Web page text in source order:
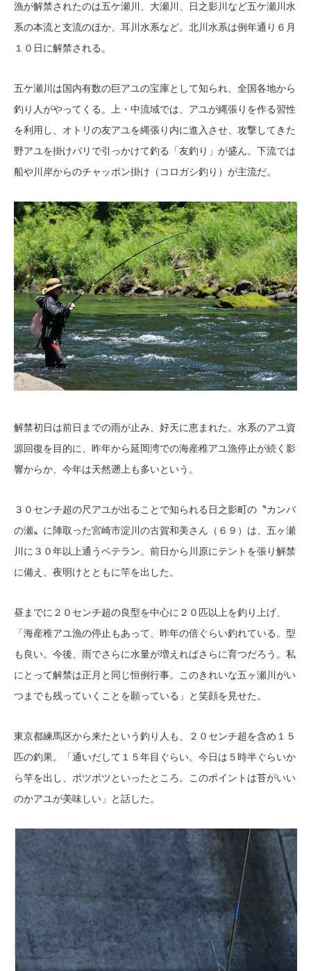
漁が解禁されたのは五ケ瀬川、大瀬川、日之影川など五ケ瀬川水
系の本流と支流のほか、耳川水系など。北川水系は例年通り６月
１０日に解禁される。
五ケ瀬川は国内有数の巨アユの宝庫として知られ、全国各地から
釣り人がやってくる。上・中流域では、アユが縄張りを作る習性
を利用し、オトリの友アユを縄張り内に進入させ、攻撃してきた
野アユを掛けバリで引っかけて釣る「友釣り」が盛ん。下流では
船や川岸からのチャッポン掛け（コロガシ釣り）が主流だ。
解禁初日は前日までの雨が止み、好天に恵まれた。水系のアユ資
源回復を目的に、昨年から延岡湾での海産稚アユ漁停止が続く影
響からか、今年は天然遡上も多いという。
３０センチ超の尺アユが出ることで知られる日之影町の〝カンバ
の瀬〟に陣取った宮崎市淀川の古賀和美さん（６９）は、五ヶ瀬
川に３０年以上通うベテラン。前日から川原にテントを張り解禁
に備え、夜明けとともに竿を出した。
昼までに２０センチ超の良型を中心に２０匹以上を釣り上げ、
「海産稚アユ漁の停止もあって、昨年の倍ぐらい釣れている。型
も良い。今後、雨でさらに水量が増えればさらに育つだろう。私
にとって解禁は正月と同じ恒例行事。このきれいな五ヶ瀬川がい
つまでも残っていくことを願っている」と笑顔を見せた。
東京都練馬区から来たという釣り人も、２０センチ超を含め１５
匹の釣果。「通いだして１５年目ぐらい。今日は５時半ぐらいか
ら竿を出し、ポツポツといったところ。このポイントは苔がいい
のかアユが美味しい」と話した。